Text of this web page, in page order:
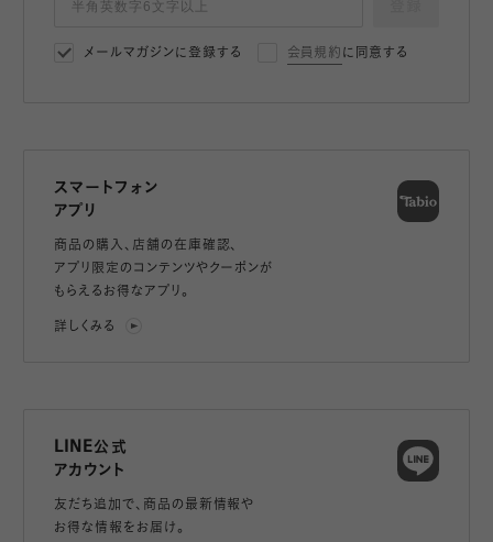
メールマガジンに登録する 会員規約 に同意する
スマートフォン
アプリ
商品の購入、店舗の在庫確認、
アプリ限定のコンテンツやクーポンが
もらえるお得なアプリ。
詳しくみる
LINE公式
アカウント
友だち追加で、 商品の最新情報や
お得な情報をお届け。